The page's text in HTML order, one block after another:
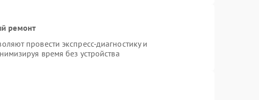
ремонт
провести экспресс-диагностику и
время без устройства